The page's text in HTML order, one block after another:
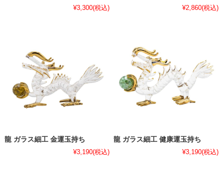
¥3,300(税込)
¥2,860(税込)
龍 ガラス細工 金運玉持ち
¥3,190(税込)
龍 ガラス細工 健康運玉持ち
¥3,190(税込)